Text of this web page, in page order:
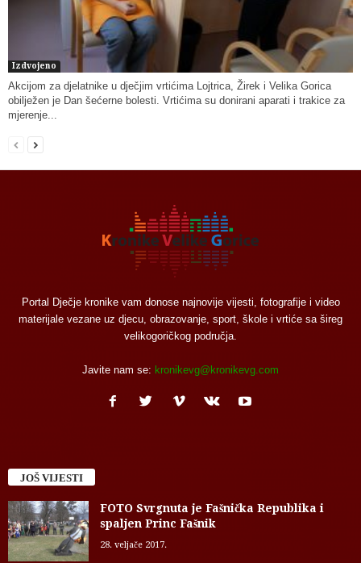
Izdvojeno
Akcijom za djelatnike u dječjim vrtićima Lojtrica, Žirek i Velika Gorica
obilježen je Dan šećerne bolesti. Vrtićima su donirani aparati i trakice za
mjerenje...
Portal Dječje kronike vam donose najnovije vijesti, fotografije i video
materijale vezane uz djecu, obrazovanje, sport, škole i vrtiće sa šireg
velikogoričkog područja.
Javite nam se: kronikevg@kronikevg.com
JOŠ VIJESTI
FOTO Svrgnuta je Fašnička Republika i
spaljen Princ Fašnik
28. veljače 2017.